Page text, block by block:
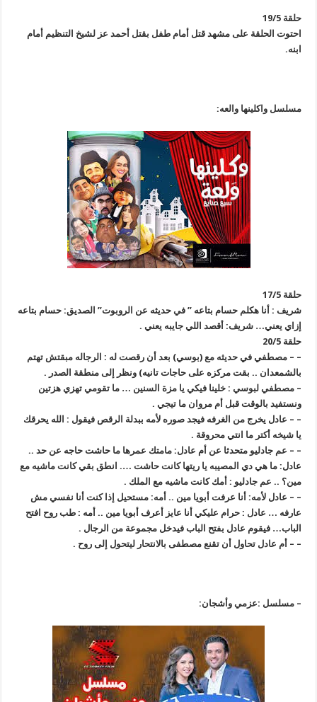
حلقة 19/5
احتوت الحلقة على مشهد قتل أمام طفل بقتل أحمد عز لشيخ التنظيم أمام
ابنه.
مسلسل واكلينها والعه:
حلقة 17/5
شريف : أنا هكلم حسام بتاعه ” في حديثه عن الروبوت” الصديق: حسام بتاعه
إزاي يعني… شريف: أقصد اللي جايبه يعني .
حلقة 20/5
– – مصطفي في حديثه مع (بوسي) بعد أن رقصت له : الرجاله مبقتش تهتم
بالشمعدان .. بقت مركزه على حاجات تانيه) ونظر إلى منطقة الصدر .
– مصطفي لبوسي : خلينا فيكي يا مزة السنين … ما تقومي تهزي هزتين
ونستفيد بالوقت قبل أم مروان ما تيجي .
– – عادل يخرج من الغرفه فيجد صوره لأمه ببدلة الرقص فيقول : الله يحرقك
يا شيخه أكتر ما انتي محروقة .
– – عم جادليو متحدثا عن أم عادل: مامتك عمرها ما حاشت حاجه عن حد ..
عادل: ما هي دي المصيبه يا ريتها كانت حاشت …. انطق بقي كانت ماشيه مع
مين؟ .. عم جادليو : أمك كانت ماشيه مع الملك .
– – عادل لأمه: أنا عرفت أبويا مين .. أمه: مستحيل إذا كنت أنا نفسي مش
عارفه … عادل : حرام عليكي أنا عايز أعرف أبويا مين .. أمه : طب روح افتح
الباب… فيقوم عادل بفتح الباب فيدخل مجموعة من الرجال .
– – أم عادل تحاول أن تقنع مصطفى بالانتحار ليتحول إلى روح .
– مسلسل :عزمي وأشجان: